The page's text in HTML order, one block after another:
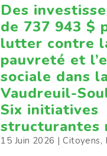
Des
de 737 943 $
lutter contre
pauvreté et
sociale dans
Vaudreuil-
Six initiatives
structurantes
15 Juin 2026 |Citoyens,